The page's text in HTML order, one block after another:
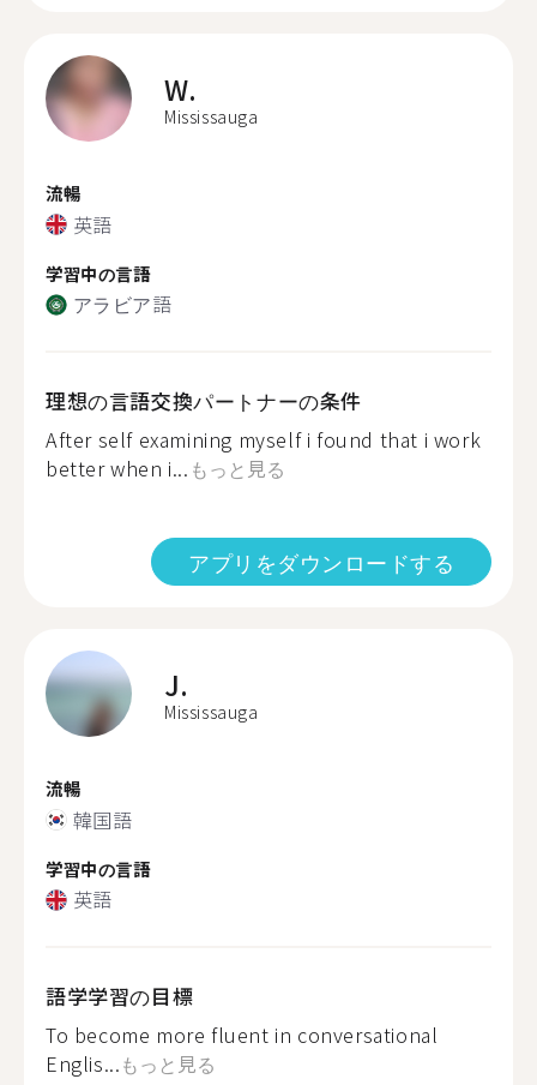
W.
Mississauga
流暢
英語
学習中の言語
アラビア語
理想の言語交換パートナーの条件
After self examining myself i found that i work
better when i... もっと見る
アプリをダウンロードする
J.
Mississauga
流暢
韓国語
学習中の言語
英語
語学学習の目標
To become more fluent in conversational
Englis...もっと見る